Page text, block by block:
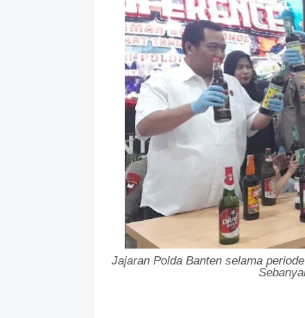
Jajaran Polda Banten selama